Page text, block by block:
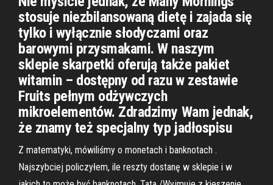
stosuje niezbilansowaną dietę i zajada się
tylko i wyłącznie słodyczami oraz
barowymi przysmakami. W naszym
sklepie skarpetki oferują także pakiet
witamin – dostępny od razu w zestawie
Fruits pełnym odżywczych
mikroelementów. Zdradzimy Wam jednak,
że znamy też specjalny typ jadłospisu
Z matematyki, mówiliśmy o monetach i banknotach .
Najszybciej policzyłem, ile reszty dostanę w sklepie i w